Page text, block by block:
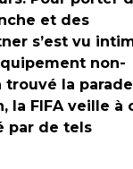
et des
s’est vu
non-
trouvé la
la FIFA veille à
par de tels